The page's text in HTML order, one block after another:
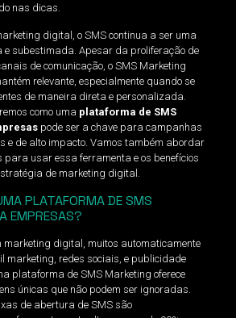
nas dicas.
digital, o SMS continua a ser uma
e subestimada. Apesar da proliferação de
de comunicação, o SMS Marketing
relevante, especialmente quando se
de maneira direta e personalizada.
como uma plataforma de SMS
pode ser a chave para campanhas
e de alto impacto. Vamos também abordar
para usar essa ferramenta e os benefícios
de marketing digital.
PLATAFORMA DE SMS
EMPRESAS?
marketing digital, muitos automaticamente
marketing, redes sociais, e publicidade
plataforma de SMS Marketing oferece
únicas que não podem ser ignoradas.
de abertura de SMS são